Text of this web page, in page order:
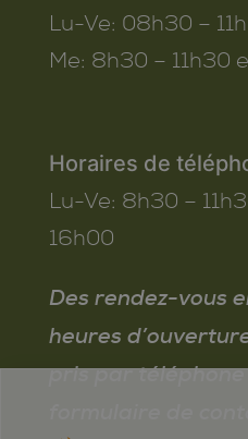
Lu-Ve: 08h30 –
Me: 8h30 – 11h30
Horaires de
Lu-Ve: 8h30 –
16h00
Des rendez-vous
heures
pris par